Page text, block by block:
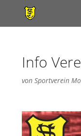
Info
von Sportverein